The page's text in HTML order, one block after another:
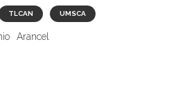
TLCAN UMSCA
Arancel